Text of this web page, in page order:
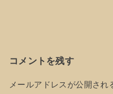
コメントを残す
メールアドレスが公開され